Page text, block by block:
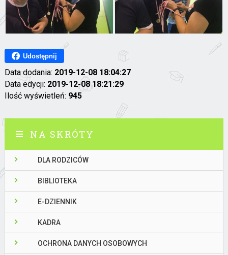
Udostępnij
Data dodania: 2019-12-08 18:04:27
Data edycji: 2019-12-08 18:21:29
Ilość wyświetleń: 945
NA SKRÓTY
DLA RODZICÓW
BIBLIOTEKA
E-DZIENNIK
KADRA
OCHRONA DANYCH OSOBOWYCH